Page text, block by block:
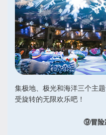
集极地、极光和海洋三个主
受旋转的无限欢乐吧！
⑨冒险